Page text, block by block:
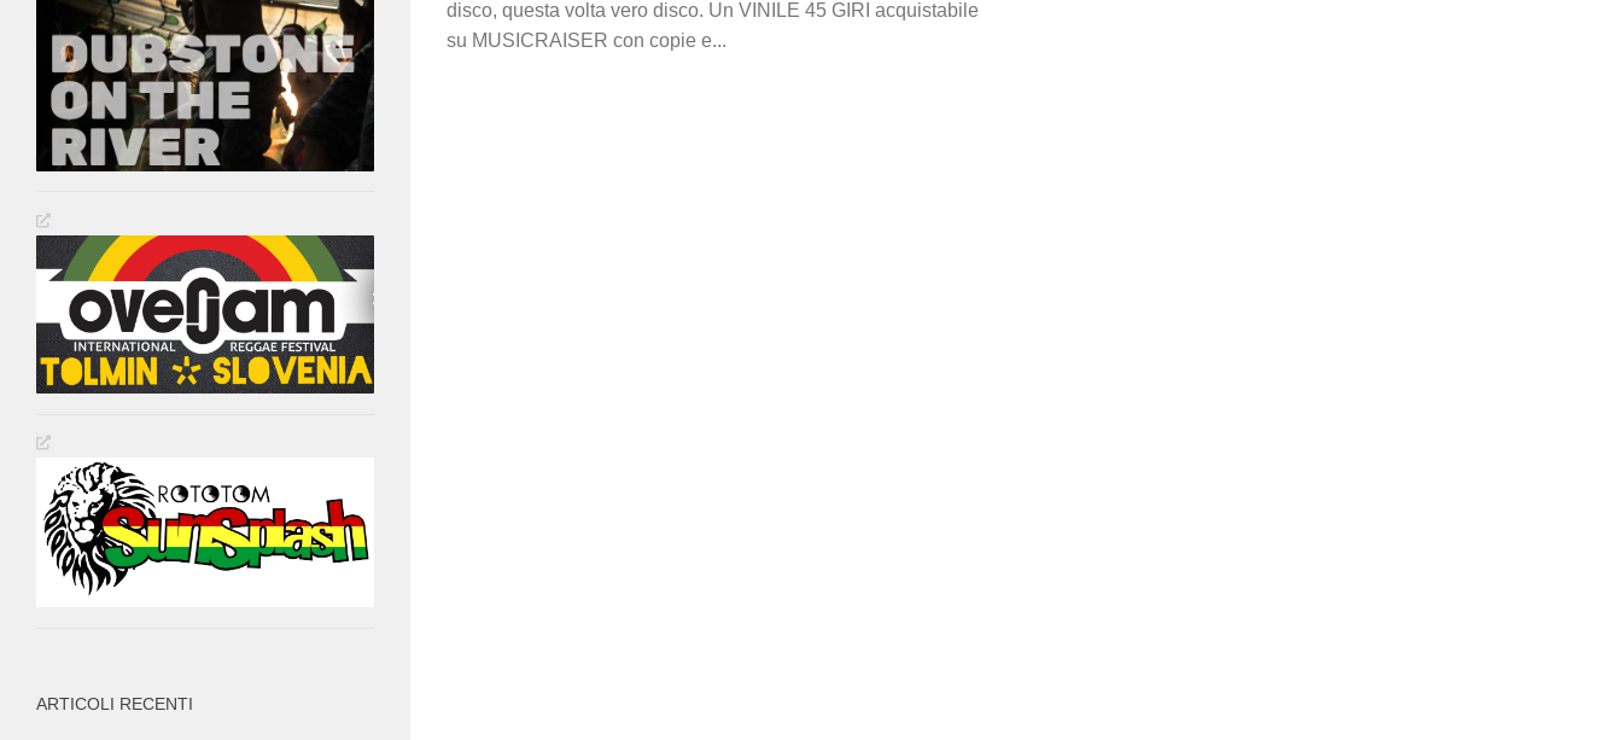
disco, questa volta vero disco. Un VINILE 45 GIRI acquistabile
su MUSICRAISER con copie e...
ARTICOLI RECENTI